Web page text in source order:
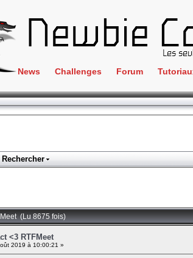
News Challenges
Crackme
ClientSide
Forensics
Programmation
Wargame
Forum
Rechercher
(Lu 8675 fois)
<3 RTFMeet
2019 à 10:00:21 »